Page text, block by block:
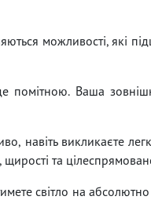
можливості, які
помітною. Ваша
навіть викликаєте
та
світло на абсолютно